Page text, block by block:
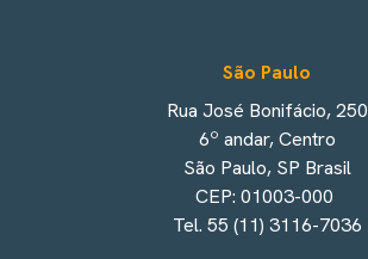
São Paulo
Rua José Bonifácio, 250
6º andar, Centro
São Paulo, SP Brasil
CEP: 01003-000
Tel. 55 (11) 3116-7036